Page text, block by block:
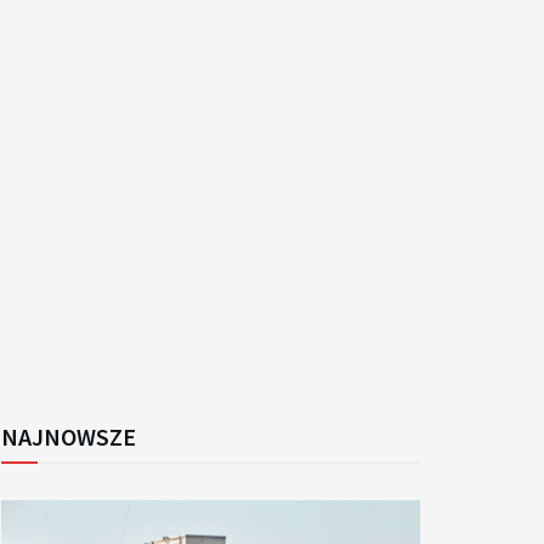
NAJNOWSZE